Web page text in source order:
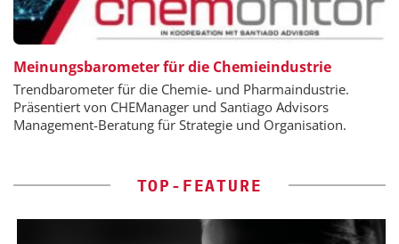
Meinungsbarometer für die Chemieindustrie
Trendbarometer für die Chemie- und Pharmaindustrie.
Präsentiert von CHEManager und Santiago Advisors
Management-Beratung für Strategie und Organisation.
TOP-FEATURE